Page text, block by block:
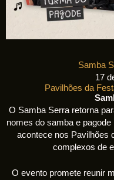
Samba
17
Pavilhões da
O Samba Serra retorna
nomes do samba e
acontece nos Pavilhões
complexos de
O evento promete reunir